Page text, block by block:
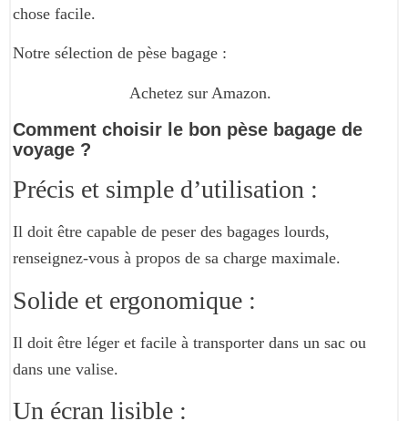
chose facile.
Notre sélection de pèse bagage :
Achetez sur Amazon.
Comment choisir le bon pèse bagage de
voyage ?
Précis et simple d’utilisation :
Il doit être capable de peser des bagages lourds,
renseignez-vous à propos de sa charge maximale.
Solide et ergonomique :
Il doit être léger et facile à transporter dans un sac ou
dans une valise.
Un écran lisible :